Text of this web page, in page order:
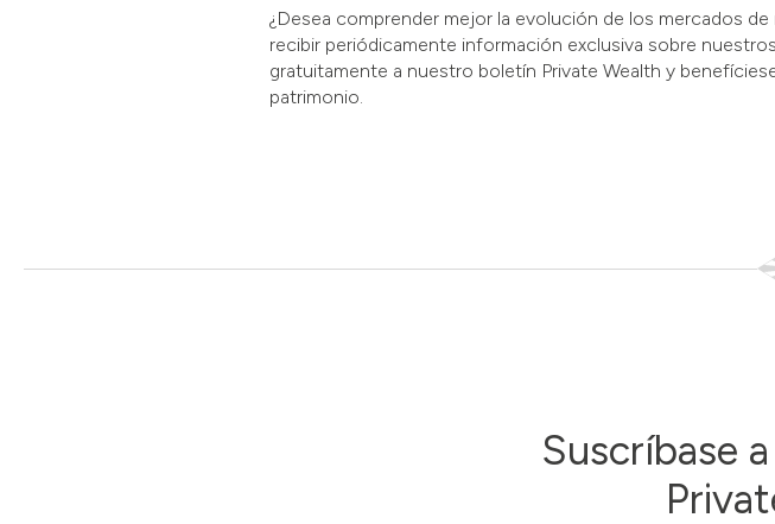
¿Desea comprender mejor la evolución de los mercados
recibir periódicamente información exclusiva sobre
gratuitamente a nuestro boletín Private Wealth y
patrimonio.
Suscríbase